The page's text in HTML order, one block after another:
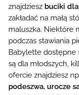
znajdziesz buciki
zakładać na małą
maluszka. Niektóre
podczas stawiania
Babylette dostępne
są dla młodszych,
ofercie znajdziesz
podeszwa, urocze